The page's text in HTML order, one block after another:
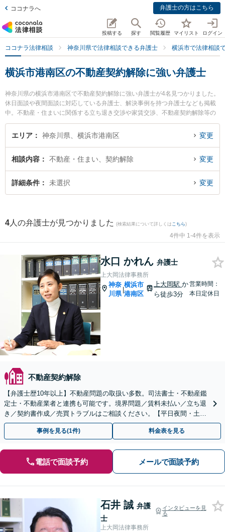
ココナラへ 弁護士の方はこちら
投稿する 探す 閲覧履歴 マイリスト ログイン
ココナラ法律相談 神奈川県で法律相談できる弁護士 横浜市で法律相談
横浜市港南区の不動産契約解除に強い弁護士
神奈川県の横浜市港南区で不動産契約解除に強い弁護士が4名見つかりました。
休日面談や夜間面談に対応している弁護士、解決事例を持つ弁護士なども掲載
中。不動産・住まいに関係する立ち退き交渉や家賃交渉、不動産契約解除等の
細かな分野での絞り込み検索もでき便利です。特に上大岡法律事務所の水口 か
れん弁護士や上大岡法律事務所の石井 誠弁護士、上大岡港南法律事務所の福島
弁護士に相談したい』『不動産契約解除のトラブル解決の実績豊富な近くの弁
護士を検索したい』『初回相談無料で不動産契約解除を法律相談できる横浜市
港南区内の弁護士に相談予約したい』などでお困りの相談者さんにおすすめで
エリア 神奈川県、横浜市港南区 変更
相談内容 不動産・住まい、契約解除 変更
詳細条件 未選択 変更
4 人の弁護士が見つかりました (検索結果について詳しくは こちら)
4件中 1-4件を表示
水口 かれん 弁護士
上大岡法律事務所
神奈
川県
|
横浜市
港南区
上大岡駅か
ら徒歩3分
営業時間：
本日定休日
不動産契約解除
【弁護士歴10年以上】不動産問題の取扱い多数。司法書士・不動産鑑
定士・不動産業者と連携も可能です。境界問題／賃料未払い／立ち退
き／契約書作成／売買トラブルはご相談ください。【平日夜間・土日
祝相談可】【上大岡駅直結】
事例を見る(1件) 料金表を見る
電話で面談予約 メールで面談予約
石井 誠 弁護
士
インタビューを見
る
上大岡法律事務所